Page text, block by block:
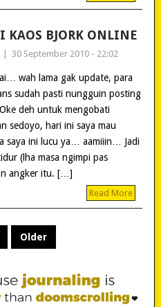
KAOS BJORK ONLINE
30 September 2010 - 22:02
wah lama gak update, para
sudah pasti nungguin posting
deh untuk mengobati
sedoyo, hari ini saya mau
saya ini lucu ya… aamiiin… Jadi
(lha masa ngimpi pas
angker itu. […]
Read More
Older